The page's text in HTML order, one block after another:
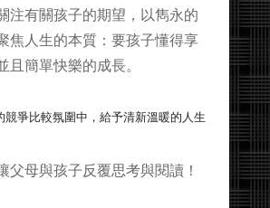
注有關孩子的期望，以雋永的
焦人生的本質：要孩子懂得享
且簡單快樂的成長。
比較氛圍中，給予清新溫暖的人生
與孩子反覆思考與閱讀！